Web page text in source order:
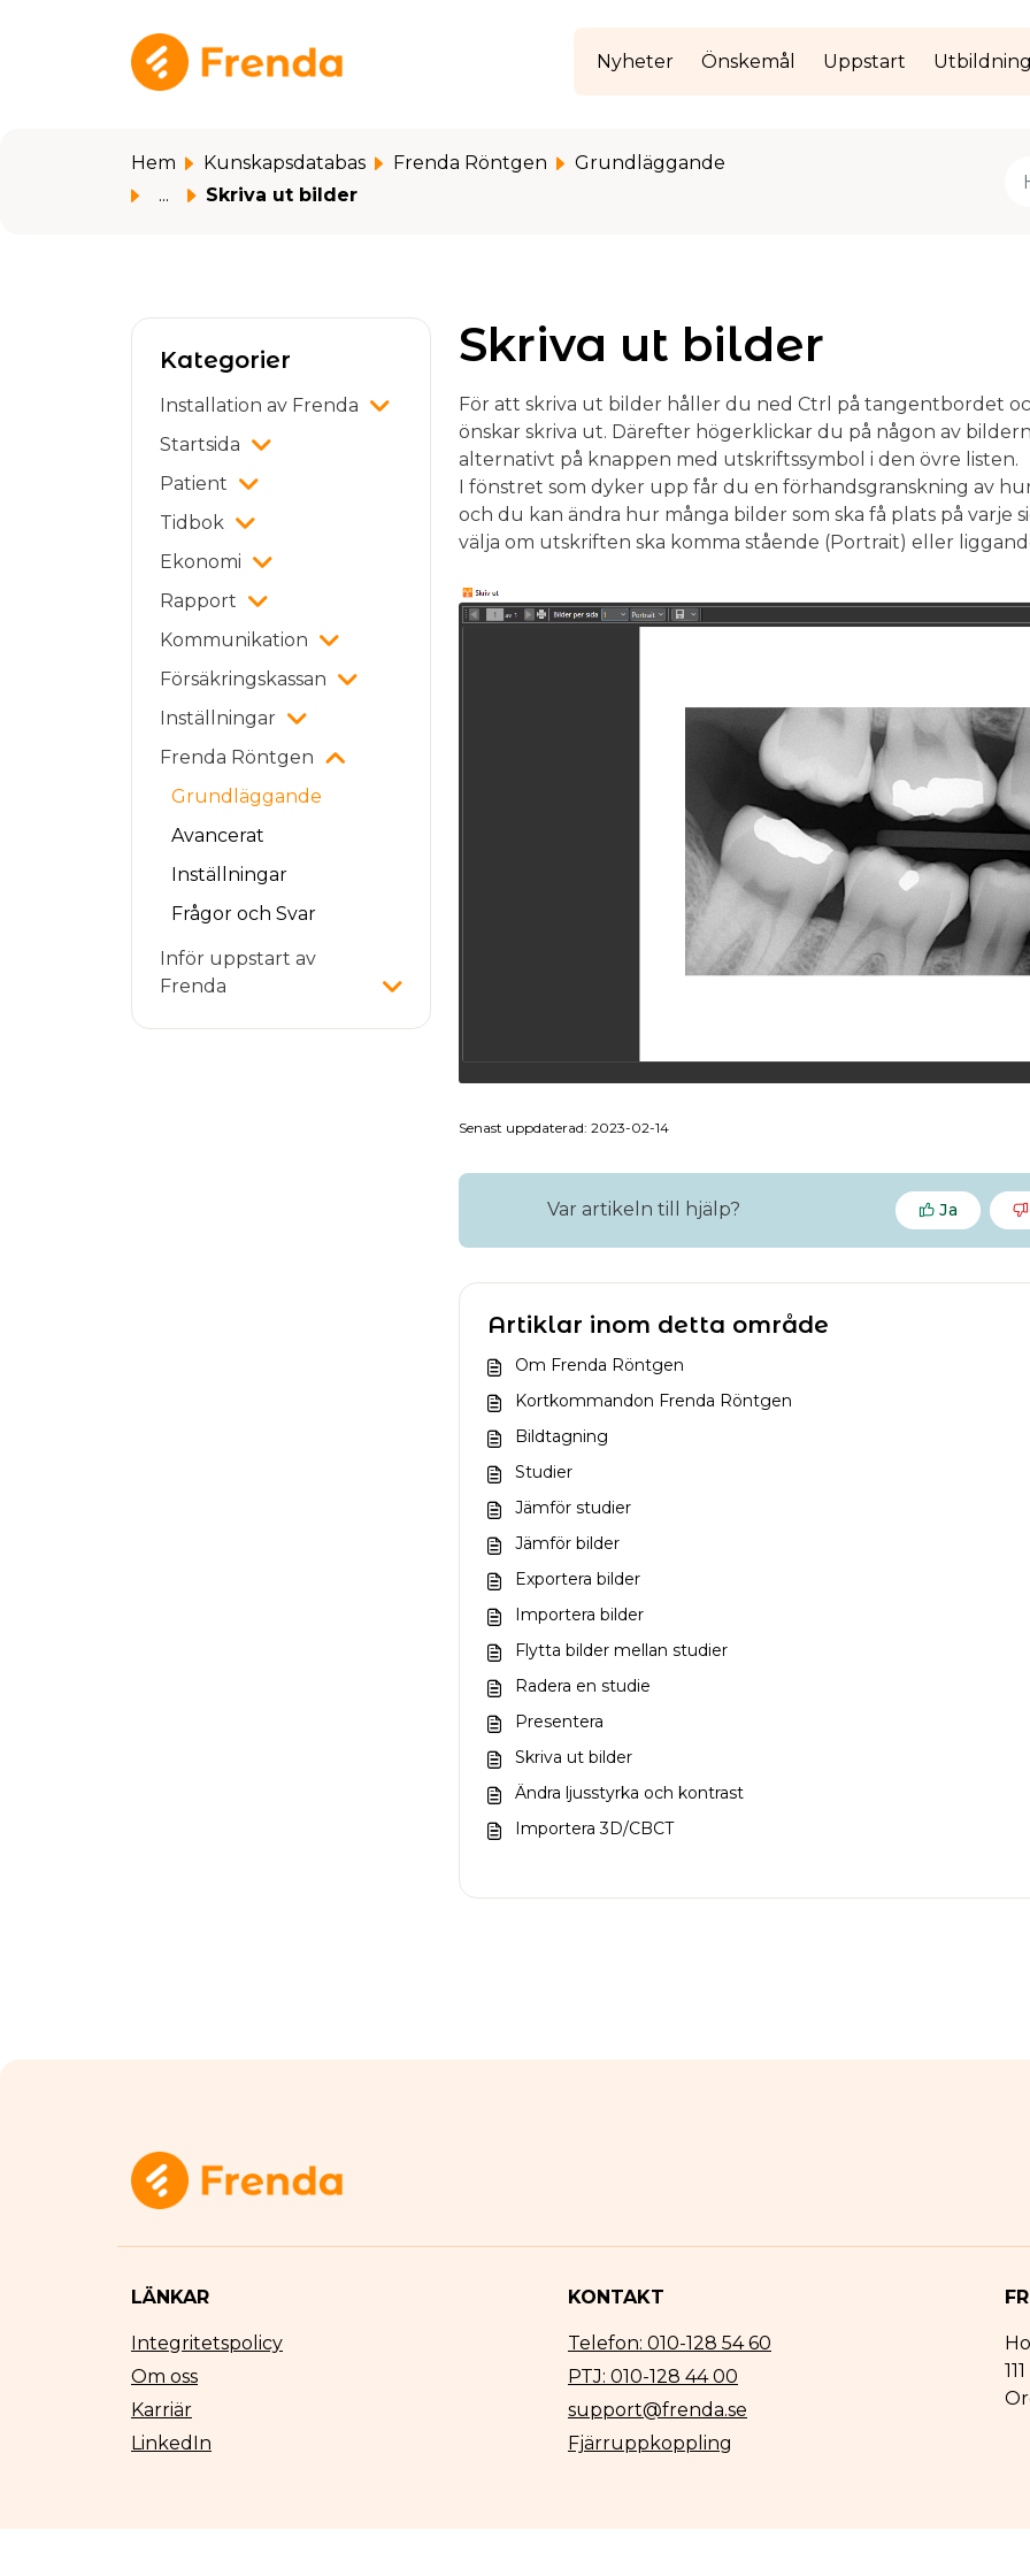
Nyheter Önskemål Uppstart
Hem Kunskapsdatabas Frenda Röntgen
Grundläggande
...
Skriva ut bilder
Kategorier
Installation av Frenda
Startsida
Patient
Tidbok
Ekonomi
Rapport
Kommunikation
Försäkringskassan
Inställningar
Frenda Röntgen
Grundläggande
Avancerat
Inställningar
Frågor och Svar
Inför uppstart av
Frenda
Skriva ut bilder
För att skriva ut bilder håller du ned Ctrl på tangentbordet
önskar skriva ut. Därefter högerklickar du på någon av
alternativt på knappen med utskriftssymbol i den övre listen.
I fönstret som dyker upp får du en förhandsgranskning av
och du kan ändra hur många bilder som ska få plats på varje
välja om utskriften ska komma stående (Portrait) eller
Senast uppdaterad: 2023-02-14
Var artikeln till hjälp? Ja
Artiklar inom detta område
Om Frenda Röntgen
Kortkommandon Frenda Röntgen
Bildtagning
Studier
Jämför studier
Jämför bilder
Exportera bilder
Importera bilder
Flytta bilder mellan studier
Radera en studie
Presentera
Skriva ut bilder
Ändra ljusstyrka och kontrast
Importera 3D/CBCT
LÄNKAR
Integritetspolicy
Om oss
Karriär
LinkedIn
KONTAKT
Telefon: 010-128 54 60
PTJ: 010-128 44 00
support@frenda.se
Fjärruppkoppling